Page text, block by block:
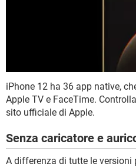
iPhone 12 ha 36 app native,
Apple TV e FaceTime.
sito ufficiale di Apple.
Senza caricatore e
A differenza di tutte le versioni